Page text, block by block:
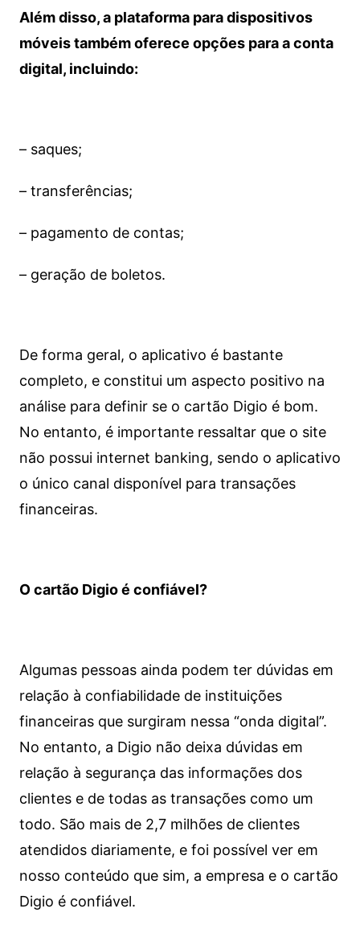
Além disso, a plataforma para dispositivos
móveis também oferece opções para a conta
digital, incluindo:
– saques;
– transferências;
– pagamento de contas;
– geração de boletos.
De forma geral, o aplicativo é bastante
completo, e constitui um aspecto positivo na
análise para definir se o cartão Digio é bom.
No entanto, é importante ressaltar que o site
não possui internet banking, sendo o aplicativo
o único canal disponível para transações
financeiras.
O cartão Digio é confiável?
Algumas pessoas ainda podem ter dúvidas em
relação à confiabilidade de instituições
financeiras que surgiram nessa “onda digital”.
No entanto, a Digio não deixa dúvidas em
relação à segurança das informações dos
clientes e de todas as transações como um
todo. São mais de 2,7 milhões de clientes
atendidos diariamente, e foi possível ver em
nosso conteúdo que sim, a empresa e o cartão
Digio é confiável.